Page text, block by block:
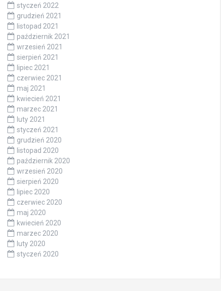
styczeń 2022
grudzień 2021
listopad 2021
październik 2021
wrzesień 2021
sierpień 2021
lipiec 2021
czerwiec 2021
maj 2021
kwiecień 2021
marzec 2021
luty 2021
styczeń 2021
grudzień 2020
listopad 2020
październik 2020
wrzesień 2020
sierpień 2020
lipiec 2020
czerwiec 2020
maj 2020
kwiecień 2020
marzec 2020
luty 2020
styczeń 2020